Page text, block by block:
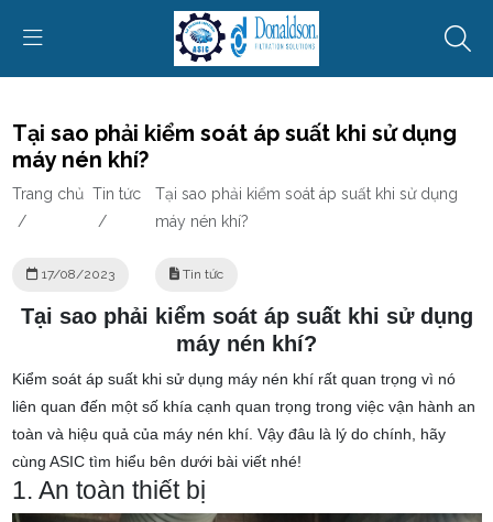
Tại sao phải kiểm soát áp suất khi sử dụng
máy nén khí?
Trang chủ
/
Tin tức
/
Tại sao phải kiểm soát áp suất khi sử dụng
máy nén khí?
17/08/2023 Tin tức
Tại sao phải kiểm soát áp suất khi sử dụng
máy nén khí?
Kiểm soát áp suất khi sử dụng máy nén khí rất quan trọng vì nó
liên quan đến một số khía cạnh quan trọng trong việc vận hành an
toàn và hiệu quả của máy nén khí. Vậy đâu là lý do chính, hãy
cùng ASIC tìm hiểu bên dưới bài viết nhé!
1. An toàn thiết bị